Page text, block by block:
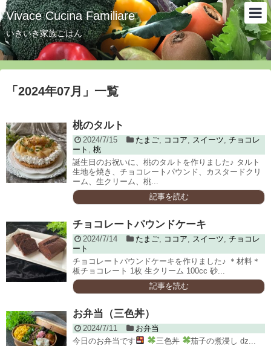
Vivace Cucina Familiare
いきいき家族ごはん
「 2024年07月 」 一覧
桃のタルト
2024/7/15 たまご, ココア スイーツ チョコレ
ート
桃
誕生日のお祝いに、桃のタルトを作りました♪ タルト
生地を焼き、チョコレートパウンド、カスタードクリ
ーム、生クリーム、桃...
記事を読む
チョコレートパウンドケーキ
2024/7/14 たまご, ココア スイーツ チョコレ
ート
チョコレートパウンドケーキを作りました♪ ＊材料＊
板チョコレート 1枚 生クリーム 100cc 砂...
記事を読む
お弁当（三色丼）
2024/7/11
お弁当
今日のお弁当です
三色丼
茄子の煮浸し ǳ...